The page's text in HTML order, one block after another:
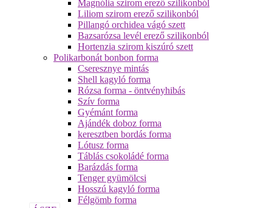
Magnólia szirom erező szilikonból
Liliom szirom erező szilikonból
Pillangó orchidea vágó szett
Bazsarózsa levél erező szilikonból
Hortenzia szirom kiszúró szett
Polikarbonát bonbon forma
Cseresznye mintás
Shell kagyló forma
Rózsa forma - öntvényhibás
Szív forma
Gyémánt forma
Ajándék doboz forma
keresztben bordás forma
Lótusz forma
Táblás csokoládé forma
Barázdás forma
Tenger gyümölcsi
Hosszú kagyló forma
Félgömb forma